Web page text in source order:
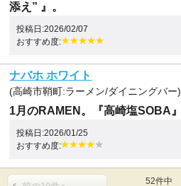
添え” 』。
投稿日:2026/02/07
おすすめ度:
ナバホ ホワイト
(高崎市鞘町:ラーメン/ダイニングバー)
1月のRAMEN。『高崎塩SOBA』
投稿日:2026/01/25
おすすめ度:
52件中